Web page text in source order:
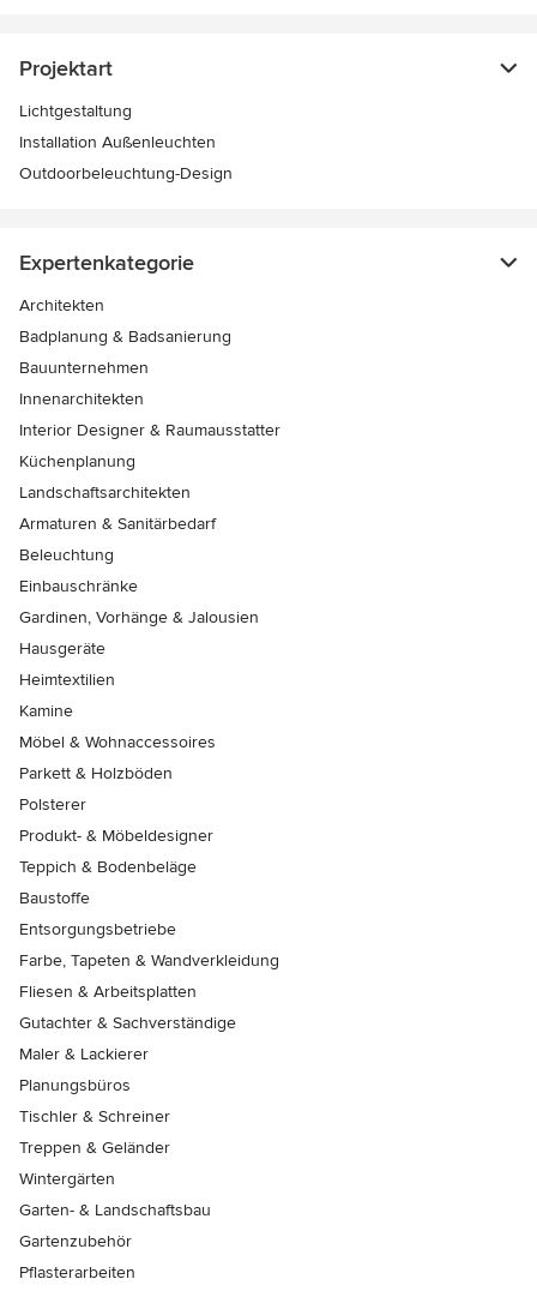
Projektart
Lichtgestaltung
Installation Außenleuchten
Outdoorbeleuchtung-Design
Expertenkategorie
Architekten
Badplanung & Badsanierung
Bauunternehmen
Innenarchitekten
Interior Designer & Raumausstatter
Küchenplanung
Landschaftsarchitekten
Armaturen & Sanitärbedarf
Beleuchtung
Einbauschränke
Gardinen, Vorhänge & Jalousien
Hausgeräte
Heimtextilien
Kamine
Möbel & Wohnaccessoires
Parkett & Holzböden
Polsterer
Produkt- & Möbeldesigner
Teppich & Bodenbeläge
Baustoffe
Entsorgungsbetriebe
Farbe, Tapeten & Wandverkleidung
Fliesen & Arbeitsplatten
Gutachter & Sachverständige
Maler & Lackierer
Planungsbüros
Tischler & Schreiner
Treppen & Geländer
Wintergärten
Garten- & Landschaftsbau
Gartenzubehör
Pflasterarbeiten